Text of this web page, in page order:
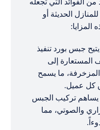
الفوائد التي تجعله
الحديثة أو
المزايا:
جبس بورد تنفيذ
المستعارة إلى
المزخرفة، ما يسمح
كل عميل.
يساهم تركيب الجبس
والصوتي، مما